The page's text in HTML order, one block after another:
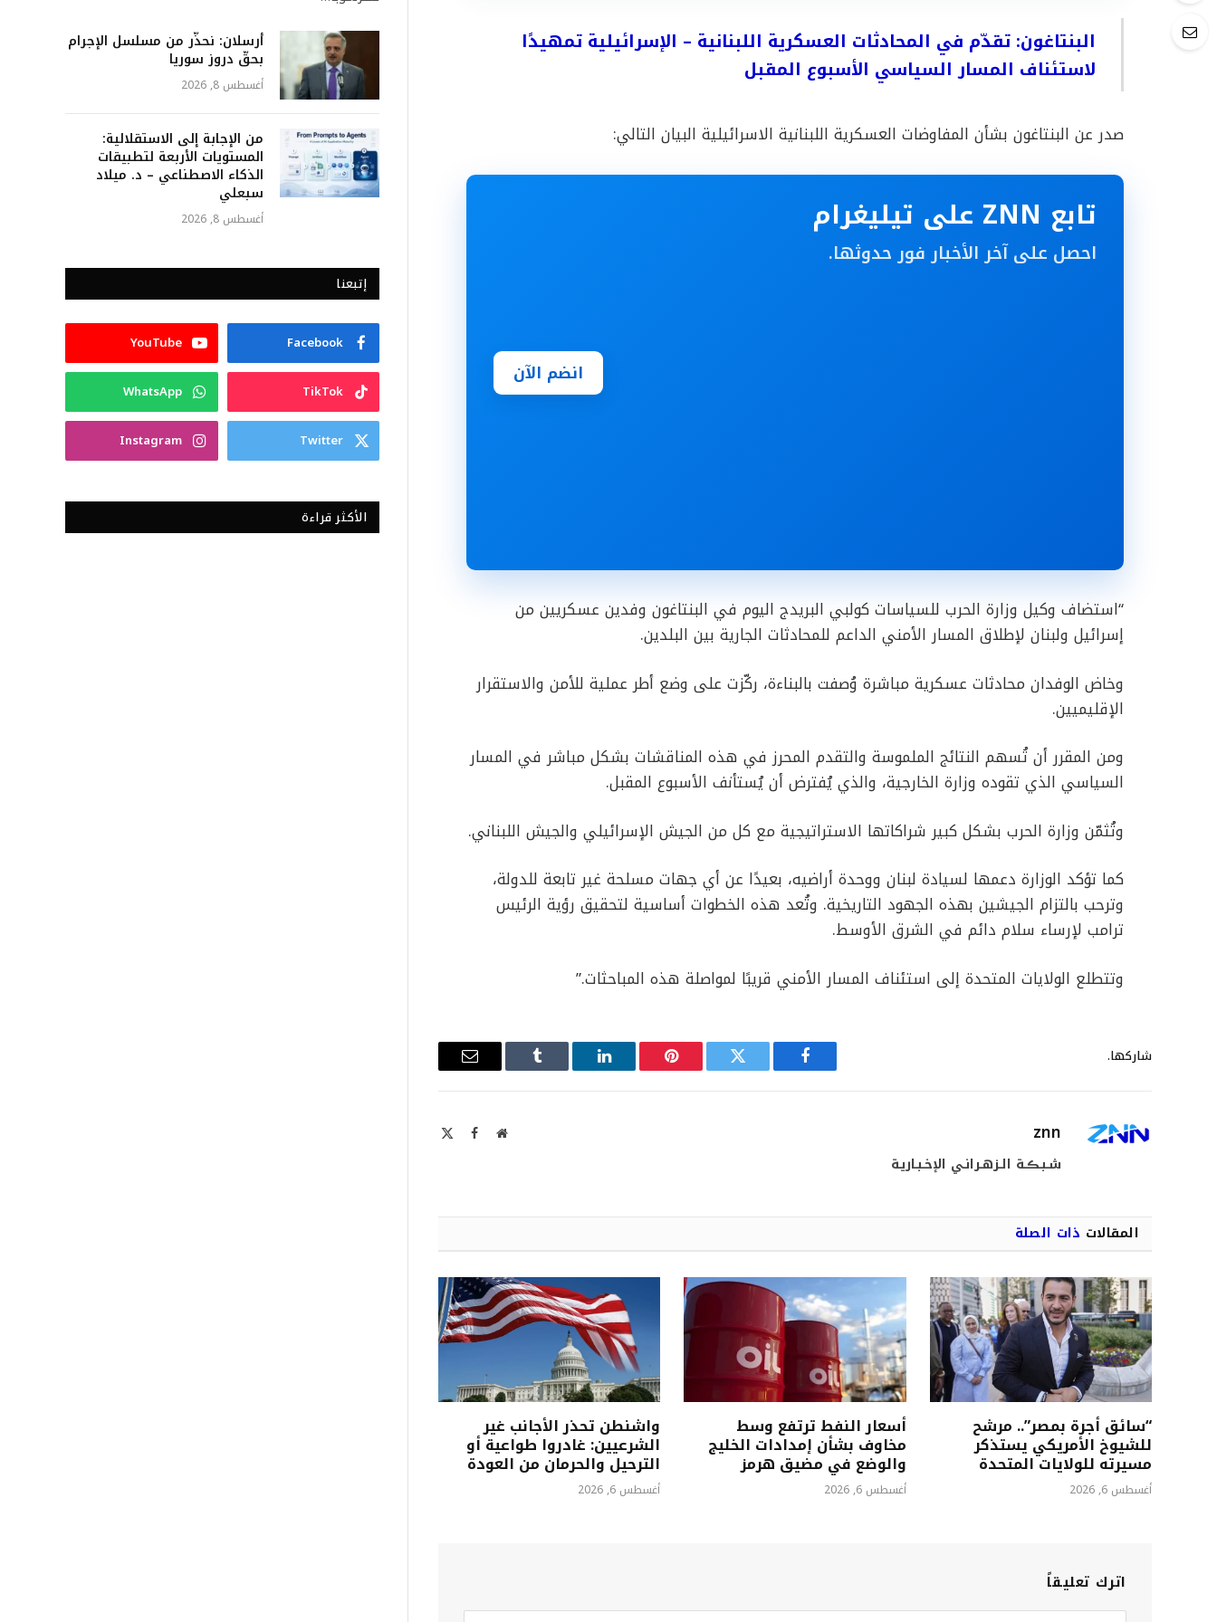
البنتاغون: تقدّم في المحادثات العسكرية اللبنانية – الإسرائيلية تمهيدًا
لاستئناف المسار السياسي الأسبوع المقبل
صدر عن البنتاغون بشأن المفاوضات العسكرية اللبنانية الاسرائيلية البيان التالي:
تابع ZNN على تيليغرام
احصل على آخر الأخبار فور حدوثها.
انضم الآن
“استضاف وكيل وزارة الحرب للسياسات كولبي البريدج اليوم في البنتاغون وفدين عسكريين من
إسرائيل ولبنان لإطلاق المسار الأمني الداعم للمحادثات الجارية بين البلدين.
وخاض الوفدان محادثات عسكرية مباشرة وُصفت بالبناءة، ركّزت على وضع أطر عملية للأمن والاستقرار
الإقليميين.
ومن المقرر أن تُسهم النتائج الملموسة والتقدم المحرز في هذه المناقشات بشكل مباشر في المسار
السياسي الذي تقوده وزارة الخارجية، والذي يُفترض أن يُستأنف الأسبوع المقبل.
وتُثمّن وزارة الحرب بشكل كبير شراكاتها الاستراتيجية مع كل من الجيش الإسرائيلي والجيش اللبناني.
كما تؤكد الوزارة دعمها لسيادة لبنان ووحدة أراضيه، بعيدًا عن أي جهات مسلحة غير تابعة للدولة،
وترحب بالتزام الجيشين بهذه الجهود التاريخية. وتُعد هذه الخطوات أساسية لتحقيق رؤية الرئيس
ترامب لإرساء سلام دائم في الشرق الأوسط.
وتتطلع الولايات المتحدة إلى استئناف المسار الأمني قريبًا لمواصلة هذه المباحثات.”
شاركها.
فيسبوك تويتر بينتيريستلينكدإن Tumblr
البريد
znn
موقعفيسبوك
شـبـڪـة الـزهـرانـي الإخـبـاريـة
المقالات ذات الصلة
“سائق أجرة بمصر”.. مرشح
للشيوخ الأمريكي يستذكر
مسيرته للولايات المتحدة
أغسطس 6, 2026
أسعار النفط ترتفع وسط
مخاوف بشأن إمدادات الخليج
والوضع في مضيق هرمز
أغسطس 6, 2026
واشنطن تحذر الأجانب غير
الشرعيين: غادروا طواعية أو
الترحيل والحرمان من العودة
أغسطس 6, 2026
اترك تعليقاً
أرسلان: نحذّر من مسلسل الإجرام
بحقّ دروز سوريا
أغسطس 8, 2026
من الإجابة إلى الاستقلالية:
المستويات الأربعة لتطبيقات
الذكاء الاصطناعي – د. ميلاد
سبعلي
أغسطس 8, 2026
إتبعنا
Facebook
YouTube
TikTok
WhatsApp
Twitter
Instagram
الأكثر قراءة